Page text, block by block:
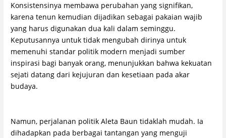
Konsistensinya membawa perubahan yang signifikan,
karena tenun kemudian dijadikan sebagai pakaian wajib
yang harus digunakan dua kali dalam seminggu.
Keputusannya untuk tidak mengubah dirinya untuk
memenuhi standar politik modern menjadi sumber
inspirasi bagi banyak orang, menunjukkan bahwa kekuatan
sejati datang dari kejujuran dan kesetiaan pada akar
budaya.
Namun, perjalanan politik Aleta Baun tidaklah mudah. Ia
dihadapkan pada berbagai tantangan yang menguji